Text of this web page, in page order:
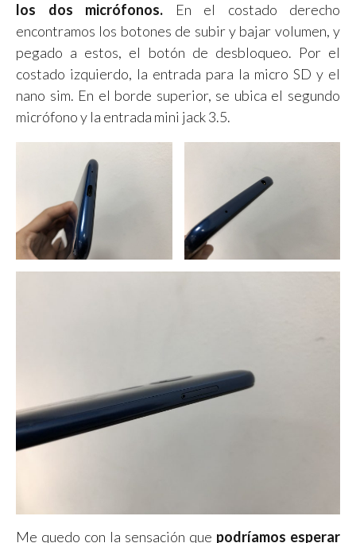
los dos micrófonos.
En el costado derecho
encontramos los botones de subir y bajar volumen, y
pegado a estos, el botón de desbloqueo. Por el
costado izquierdo, la entrada para la micro SD y el
nano sim. En el borde superior, se ubica el segundo
micrófono y la entrada mini jack 3.5.
Me quedo con la sensación que podríamos esperar